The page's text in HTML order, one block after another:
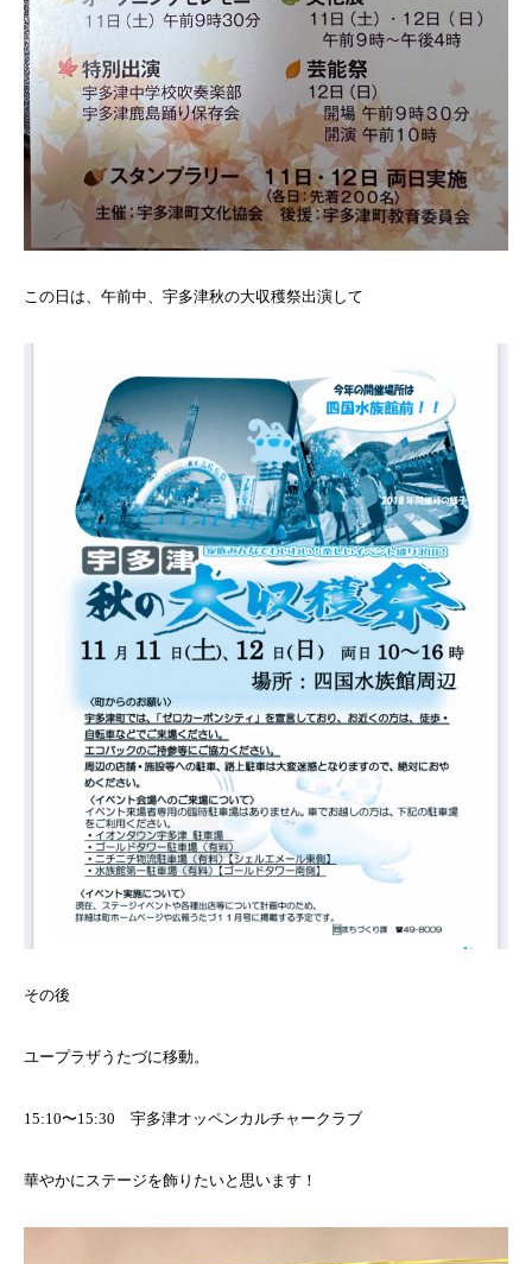
この日は、午前中、宇多津秋の大収穫祭出演して
その後
ユープラザうたづに移動。
15:10〜15:30 宇多津オッペンカルチャークラブ
華やかにステージを飾りたいと思います！